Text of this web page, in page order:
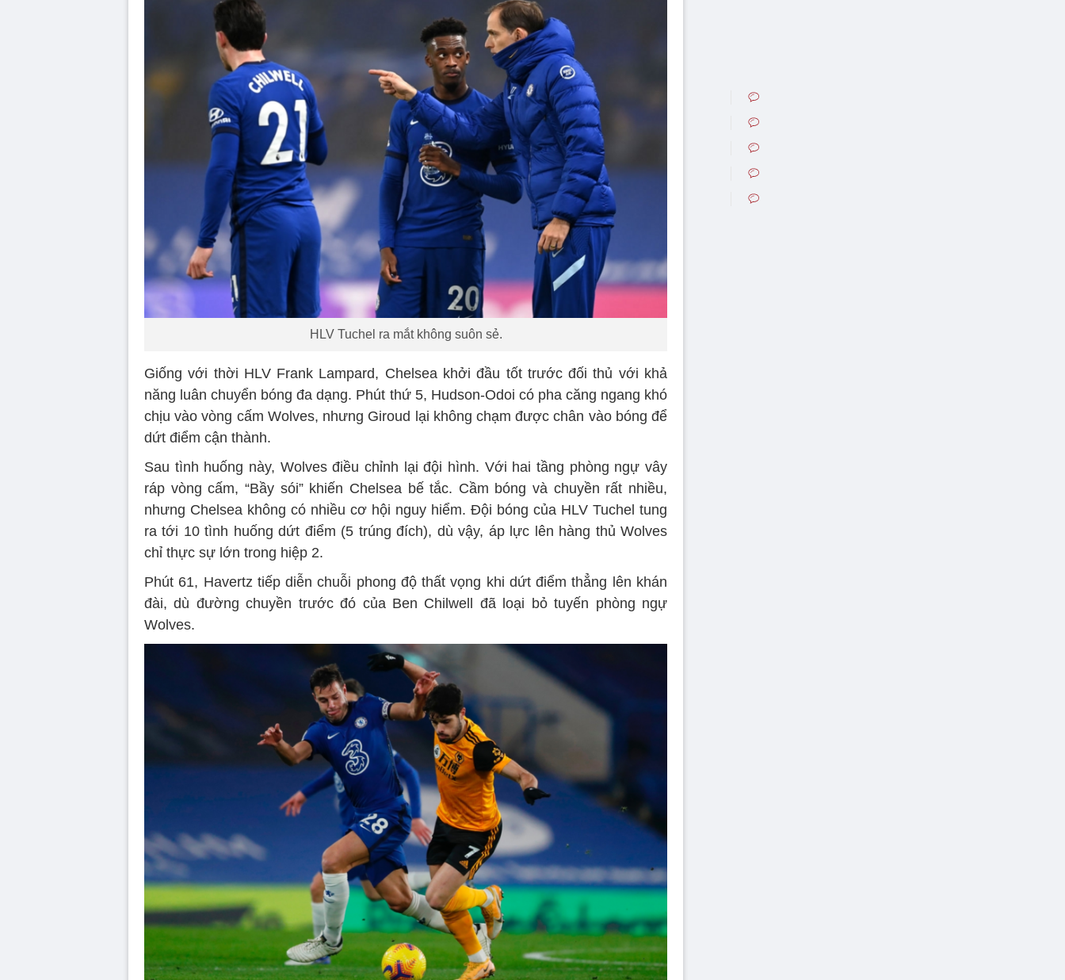
HLV Tuchel ra mắt không suôn sẻ.
Giống với thời HLV Frank Lampard, Chelsea khởi đầu tốt trước đối thủ với khả
năng luân chuyển bóng đa dạng. Phút thứ 5, Hudson-Odoi có pha căng ngang khó
chịu vào vòng cấm Wolves, nhưng Giroud lại không chạm được chân vào bóng để
dứt điểm cận thành.
Sau tình huống này, Wolves điều chỉnh lại đội hình. Với hai tầng phòng ngự vây
ráp vòng cấm, “Bầy sói” khiến Chelsea bế tắc. Cầm bóng và chuyền rất nhiều,
nhưng Chelsea không có nhiều cơ hội nguy hiểm. Đội bóng của HLV Tuchel tung
ra tới 10 tình huống dứt điểm (5 trúng đích), dù vậy, áp lực lên hàng thủ Wolves
chỉ thực sự lớn trong hiệp 2.
Phút 61, Havertz tiếp diễn chuỗi phong độ thất vọng khi dứt điểm thẳng lên khán
đài, dù đường chuyền trước đó của Ben Chilwell đã loại bỏ tuyến phòng ngự
Wolves.